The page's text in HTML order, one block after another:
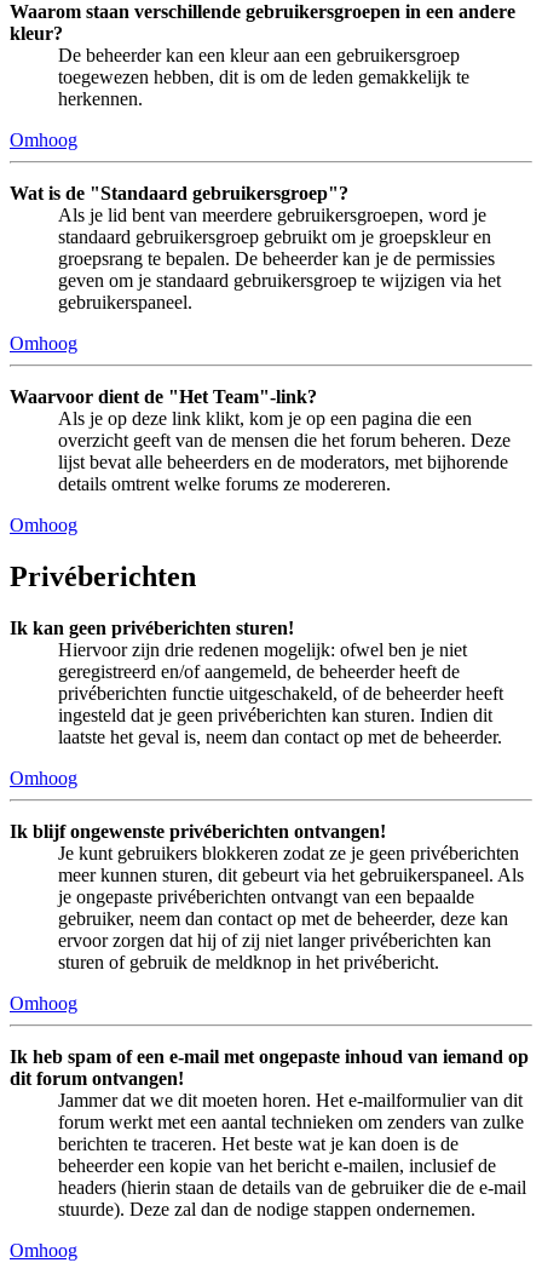
Waarom staan verschillende gebruikersgroepen in een andere
kleur?
De beheerder kan een kleur aan een gebruikersgroep
toegewezen hebben, dit is om de leden gemakkelijk te
herkennen.
Omhoog
Wat is de "Standaard gebruikersgroep"?
Als je lid bent van meerdere gebruikersgroepen, word je
standaard gebruikersgroep gebruikt om je groepskleur en
groepsrang te bepalen. De beheerder kan je de permissies
geven om je standaard gebruikersgroep te wijzigen via het
gebruikerspaneel.
Omhoog
Waarvoor dient de "Het Team"-link?
Als je op deze link klikt, kom je op een pagina die een
overzicht geeft van de mensen die het forum beheren. Deze
lijst bevat alle beheerders en de moderators, met bijhorende
details omtrent welke forums ze modereren.
Omhoog
Privéberichten
Ik kan geen privéberichten sturen!
Hiervoor zijn drie redenen mogelijk: ofwel ben je niet
geregistreerd en/of aangemeld, de beheerder heeft de
privéberichten functie uitgeschakeld, of de beheerder heeft
ingesteld dat je geen privéberichten kan sturen. Indien dit
laatste het geval is, neem dan contact op met de beheerder.
Omhoog
Ik blijf ongewenste privéberichten ontvangen!
Je kunt gebruikers blokkeren zodat ze je geen privéberichten
meer kunnen sturen, dit gebeurt via het gebruikerspaneel. Als
je ongepaste privéberichten ontvangt van een bepaalde
gebruiker, neem dan contact op met de beheerder, deze kan
ervoor zorgen dat hij of zij niet langer privéberichten kan
sturen of gebruik de meldknop in het privébericht.
Omhoog
Ik heb spam of een e-mail met ongepaste inhoud van iemand op
dit forum ontvangen!
Jammer dat we dit moeten horen. Het e-mailformulier van dit
forum werkt met een aantal technieken om zenders van zulke
berichten te traceren. Het beste wat je kan doen is de
beheerder een kopie van het bericht e-mailen, inclusief de
headers (hierin staan de details van de gebruiker die de e-mail
stuurde). Deze zal dan de nodige stappen ondernemen.
Omhoog